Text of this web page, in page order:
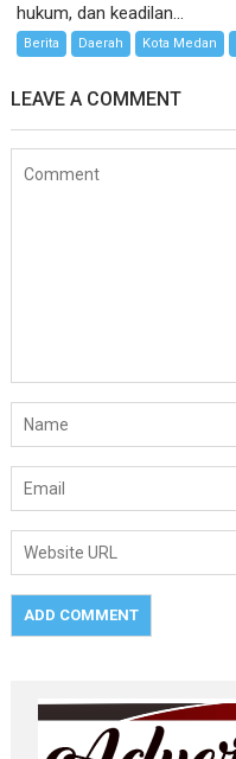
hukum, dan keadilan...
Berita Daerah Kota Medan
LEAVE A COMMENT